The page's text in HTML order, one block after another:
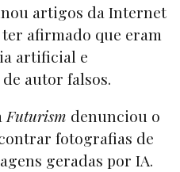
artigos da Internet
afirmado que eram
artificial e
autor falsos.
Futurism denunciou o
fotografias de
geradas por IA.